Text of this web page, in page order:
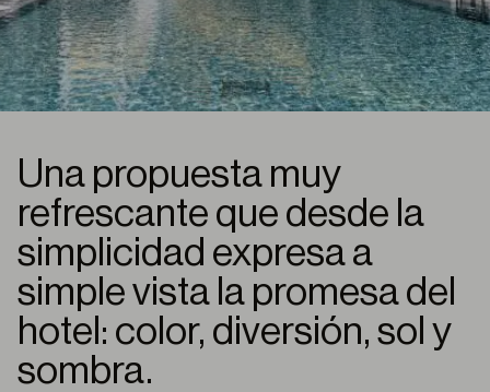
Una propuesta muy
refrescante que desde la
simplicidad expresa a
simple vista la promesa del
hotel: color, diversión, sol y
sombra.